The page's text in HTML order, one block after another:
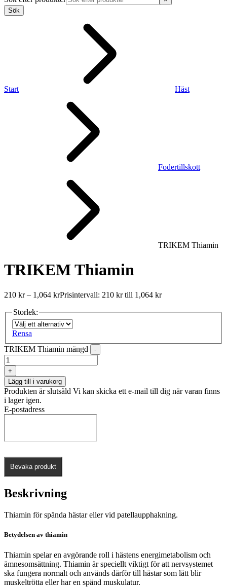
Sök
Start Häst
Fodertillskott
TRIKEM Thiamin
TRIKEM Thiamin
210 kr – 1,064 krPrisintervall: 210 kr till 1,064 kr
Storlek:
Rensa
TRIKEM Thiamin mängd
-
+
Lägg till i varukorg
Produkten är slutsåld Vi kan skicka ett e-mail till dig när varan finns
i lager igen.
E-postadress
Bevaka produkt
Beskrivning
Thiamin för spända hästar eller vid patellaupphakning.
Betydelsen av thiamin
Thiamin spelar en avgörande roll i hästens energimetabolism och
ämnesomsättning. Thiamin är speciellt viktigt för att nervsystemet
ska fungera normalt och används därför till hästar som lätt blir
muskeltrötta eller har en spänd muskulatur.